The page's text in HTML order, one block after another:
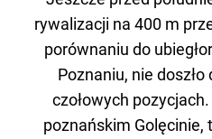
rywalizacji na 400 m
porównaniu do
Poznaniu, nie
czołowych
poznańskim Golęcinie,